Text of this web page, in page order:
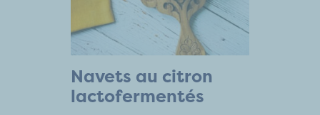
Navets au citron
lactofermentés